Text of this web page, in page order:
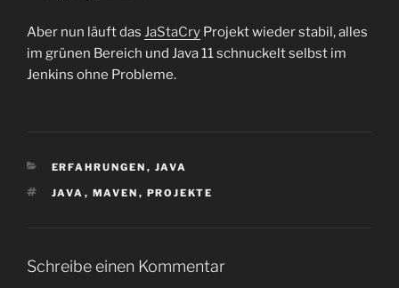
Aber nun läuft das JaStaCry Projekt wieder stabil, alles
im grünen Bereich und Java 11 schnuckelt selbst im
Jenkins ohne Probleme.
KATEGORIEN
ERFAHRUNGEN , JAVA
SCHLAGWÖRTER
JAVA , MAVEN , PROJEKTE
Schreibe einen Kommentar